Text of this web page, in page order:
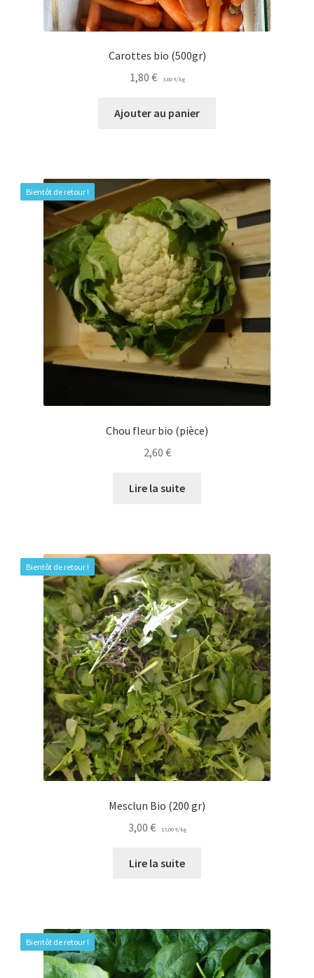
Carottes bio (500gr)
1,80 € 3,60 €/kg
Ajouter au panier
Bientôt de retour !
Chou fleur bio (pièce)
2,60 €
Lire la suite
Bientôt de retour !
Mesclun Bio (200 gr)
3,00 € 15,00 €/kg
Lire la suite
Bientôt de retour !